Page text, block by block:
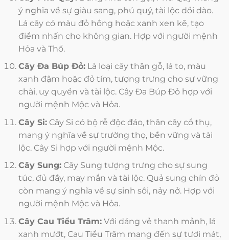
ý nghĩa về sự giàu sang, phú quý, tài lộc dồi dào.
Lá cây có màu đỏ hồng hoặc xanh xen kẽ, tạo
điểm nhấn cho không gian. Hợp với người mệnh
Hỏa và Thổ.
Cây Đa Búp Đỏ:Là loại cây thân gỗ, lá to, màu
xanh đậm hoặc đỏ tím, tượng trưng cho sự vững
chãi, uy quyền và tài lộc. Cây Đa Búp Đỏ hợp với
người mệnh Mộc và Hỏa.
Cây Si:Cây Si có bộ rễ độc đáo, thân cây cổ thụ,
mang ý nghĩa về sự trường thọ, bền vững và tài
lộc. Cây Si hợp với người mệnh Mộc.
Cây Sung:Cây Sung tượng trưng cho sự sung
túc, đủ đầy, may mắn và tài lộc. Quả sung chín đỏ
còn mang ý nghĩa về sự sinh sôi, nảy nở. Hợp với
người mệnh Mộc và Hỏa.
Cây Cau Tiểu Trâm:Với dáng vẻ thanh mảnh, lá
xanh mướt, Cau Tiểu Trâm mang đến sự tươi mát,